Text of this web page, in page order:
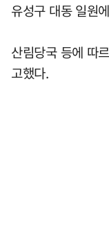
유성구 대동 일원
산림당국 등에 따
고했다.